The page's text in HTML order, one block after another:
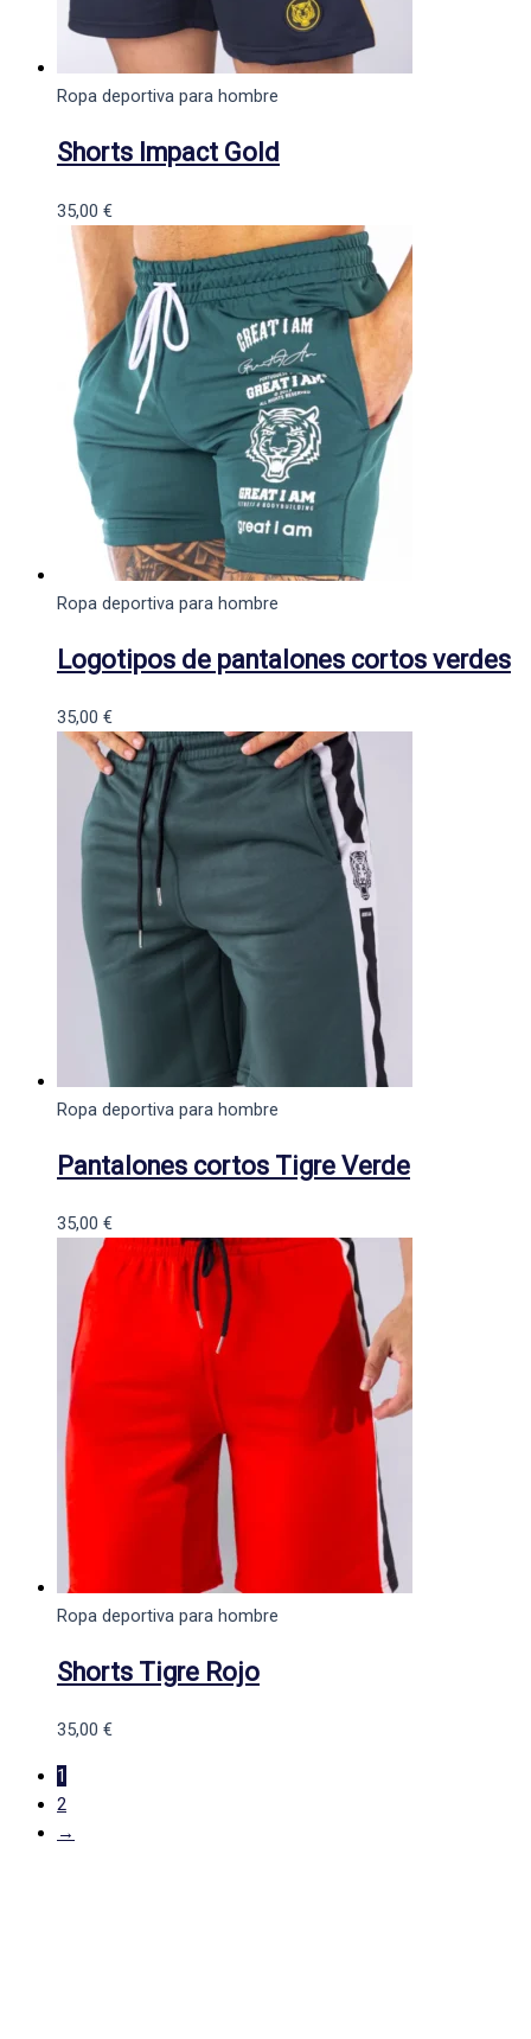
Ropa deportiva para hombre
Shorts Impact Gold
35,00 €
Ropa deportiva para hombre
Logotipos de pantalones cortos verdes
35,00 €
Ropa deportiva para hombre
Pantalones cortos Tigre Verde
35,00 €
Ropa deportiva para hombre
Shorts Tigre Rojo
35,00 €
1
2
→